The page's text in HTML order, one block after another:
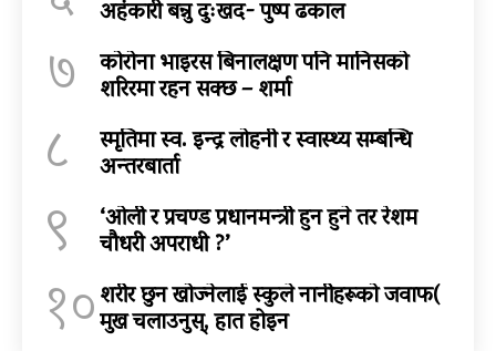
अहंकारी बन्नु दुःखद- पुष्प ढकाल
७ कोरोना भाइरस बिनालक्षण पनि मानिसको
शरिरमा रहन सक्छ – शर्मा
८ स्मृतिमा स्व. इन्द्र लोहनी र स्वास्थ्य सम्बन्धि
अन्तरबार्ता
९ ‘ओली र प्रचण्ड प्रधानमन्त्री हुन हुने तर रेशम
चौधरी अपराधी ?’
१०शरीर छुन खोज्नेलाई स्कुले नानीहरूको जवाफ(
मुख चलाउनुस्, हात होइन